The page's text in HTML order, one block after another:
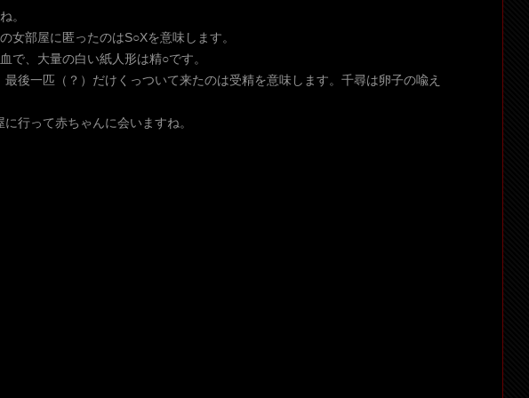
。
女部屋に匿ったのはS○Xを意味します。
で、大量の白い紙人形は精○です。
後一匹（？）だけくっついて来たのは受精を意味します。千尋は卵子の喩え
行って赤ちゃんに会いますね。